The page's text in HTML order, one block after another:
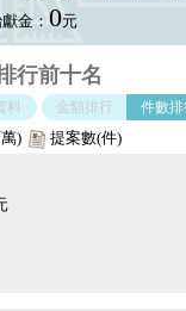
金： 0元
行前十名
料 金額排行 件數
) 提案數(件)